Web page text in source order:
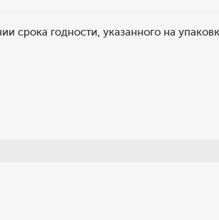
срока годности, указанного на